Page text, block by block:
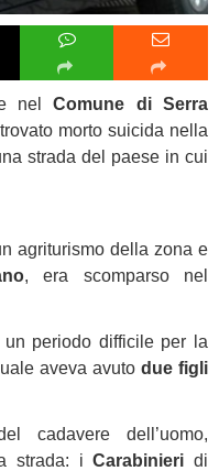
nelComune di Serra
morto suicida nella
strada del paese in cui
agriturismo della zona e
, era scomparso nel
un periodo difficile per la
aveva avuto due figli
cadavere dell’uomo,
strada: iCarabinieri di